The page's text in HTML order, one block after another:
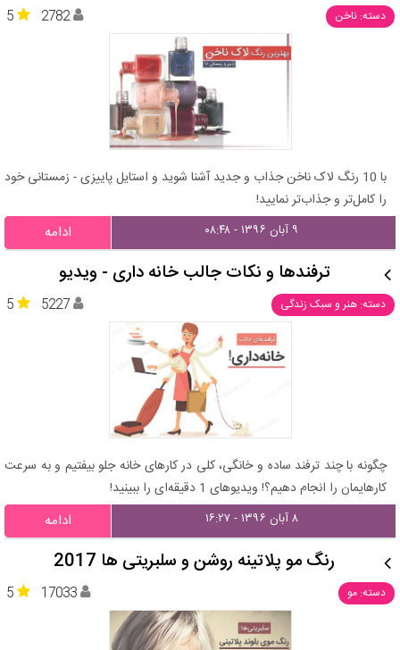
دسته: ناخن 5 2782
با 10 رنگ لاک ناخن جذاب و جدید آشنا شوید و استایل پاییزی - زمستانی خود
را کامل‌تر و جذاب‌تر نمایید!
۹ آبان ۱۳۹۶ - ۰۸:۴۸ ادامه
ترفندها و نکات جالب خانه داری - ویدیو
دسته: هنر و سبک زندگی 5 5227
چگونه با چند ترفند ساده و خانگی، کلی در کارهای خانه جلو بیفتیم و به سرعت
کارهایمان را انجام دهیم؟! ویدیوهای 1 دقیقه‌ای را ببینید!
۸ آبان ۱۳۹۶ - ۱۶:۲۷ ادامه
رنگ مو پلاتینه روشن و سلبریتی ها 2017
دسته: مو 5 17033